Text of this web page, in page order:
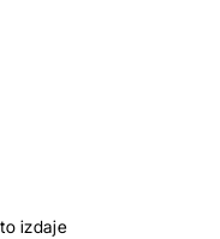
izdaje